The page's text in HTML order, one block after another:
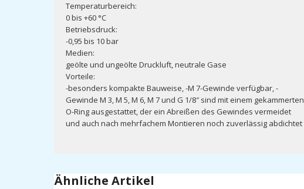
Temperaturbereich:
0 bis +60 °C
Betriebsdruck:
-0,95 bis 10 bar
Medien:
geölte und ungeölte Druckluft, neutrale Gase
Vorteile:
-besonders kompakte Bauweise, -M 7-Gewinde verfügbar, -
Gewinde M 3, M 5, M 6, M 7 und G 1/8″ sind mit einem gekammerten
O-Ring ausgestattet, der ein Abreißen des Gewindes vermeidet
und auch nach mehrfachem Montieren noch zuverlässig abdichtet
Ähnliche Artikel